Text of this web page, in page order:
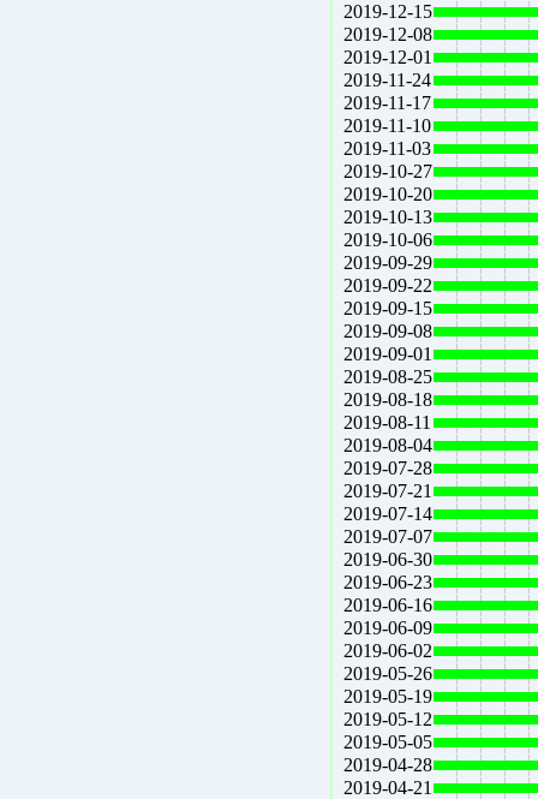
2019-12-15
2019-12-08
2019-12-01
2019-11-24
2019-11-17
2019-11-10
2019-11-03
2019-10-27
2019-10-20
2019-10-13
2019-10-06
2019-09-29
2019-09-22
2019-09-15
2019-09-08
2019-09-01
2019-08-25
2019-08-18
2019-08-11
2019-08-04
2019-07-28
2019-07-21
2019-07-14
2019-07-07
2019-06-30
2019-06-23
2019-06-16
2019-06-09
2019-06-02
2019-05-26
2019-05-19
2019-05-12
2019-05-05
2019-04-28
2019-04-21